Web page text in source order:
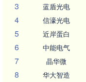
3 蓝盾光电
4 信濠光电
5 近岸蛋白
6 中能电气
7 晶华微
8 华大智造